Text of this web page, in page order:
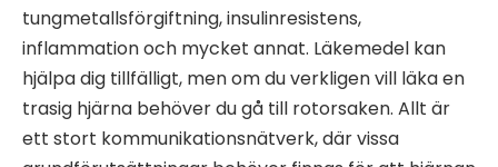
tungmetallsförgiftning, insulinresistens,
inflammation och mycket annat. Läkemedel kan
hjälpa dig tillfälligt, men om du verkligen vill läka en
trasig hjärna behöver du gå till rotorsaken. Allt är
ett stort kommunikationsnätverk, där vissa